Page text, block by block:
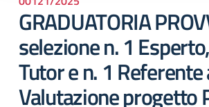
GRADUATORIA
selezione n. 1
Tutor e n. 1 Referente
Valutazione progetto